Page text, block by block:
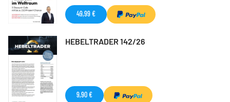
49,99 €
HEBELTRADER 142/26
9,90 €